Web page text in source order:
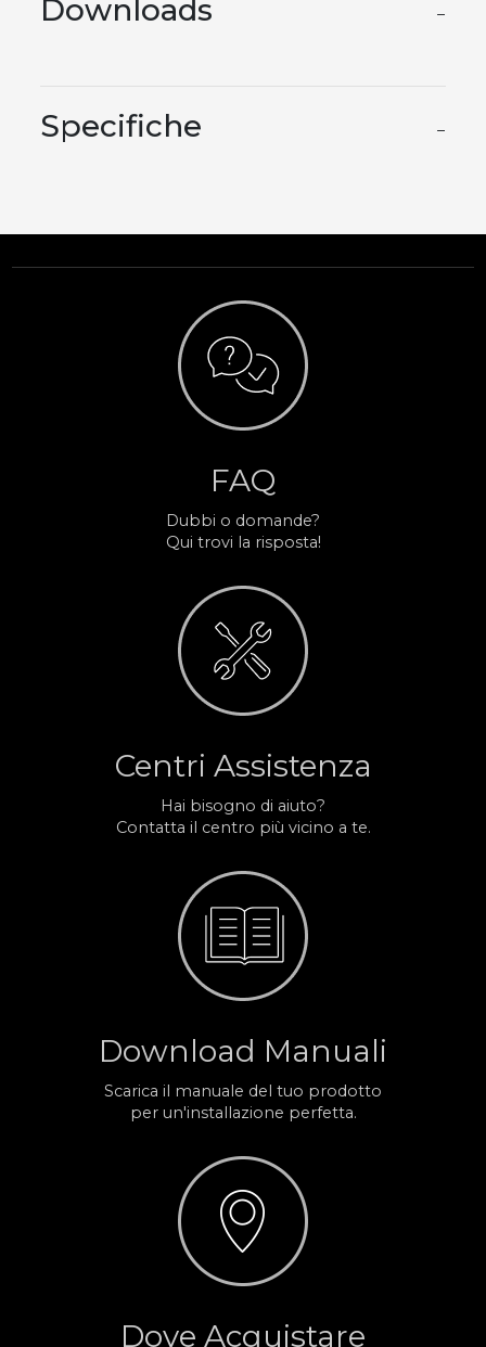
Downloads −
Specifiche −
FAQ
Dubbi o domande?
Qui trovi la risposta!
Centri Assistenza
Hai bisogno di aiuto?
Contatta il centro più vicino a te.
Download Manuali
Scarica il manuale del tuo prodotto
per un'installazione perfetta.
Dove Acquistare